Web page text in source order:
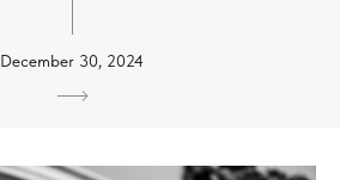
December 30, 2024